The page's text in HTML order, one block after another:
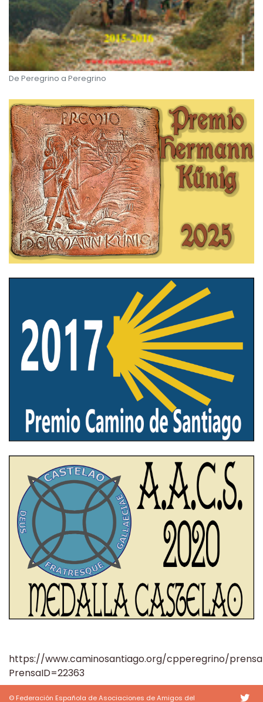
De Peregrino a Peregrino
https://www.caminosantiago.org/cpperegrino/
PrensaID=22363
© Federación Española de Asociaciones de Amigos del